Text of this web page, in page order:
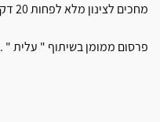
מחכים לצינון מלא לפחות 20 דקות ושומרים בקופסא אטומה.
פרסום ממומן בשיתוף " עלית " .